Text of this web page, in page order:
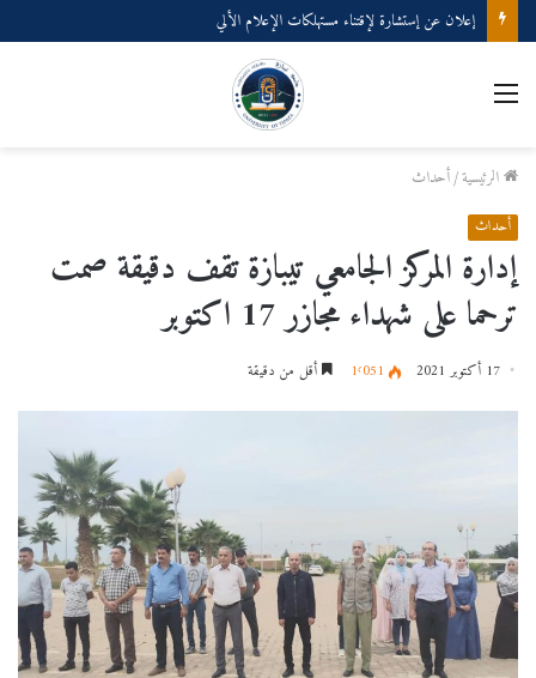
إعلان عن إستشارة لإقتناء مستهلكات الإعلام الألي
القائمة
الرئيسية/أحداث
أحداث
إدارة المركز الجامعي تيبازة تقف دقيقة صمت
ترحما على شهداء مجازر 17 اكتوبر
17 أكتوبر 2021 1٬051 أقل من دقيقة